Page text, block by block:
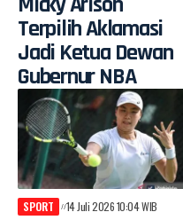
Terpilih Aklamasi
Jadi Ketua Dewan
Gubernur NBA
SPORT 14 Juli 2026 10:04 WIB